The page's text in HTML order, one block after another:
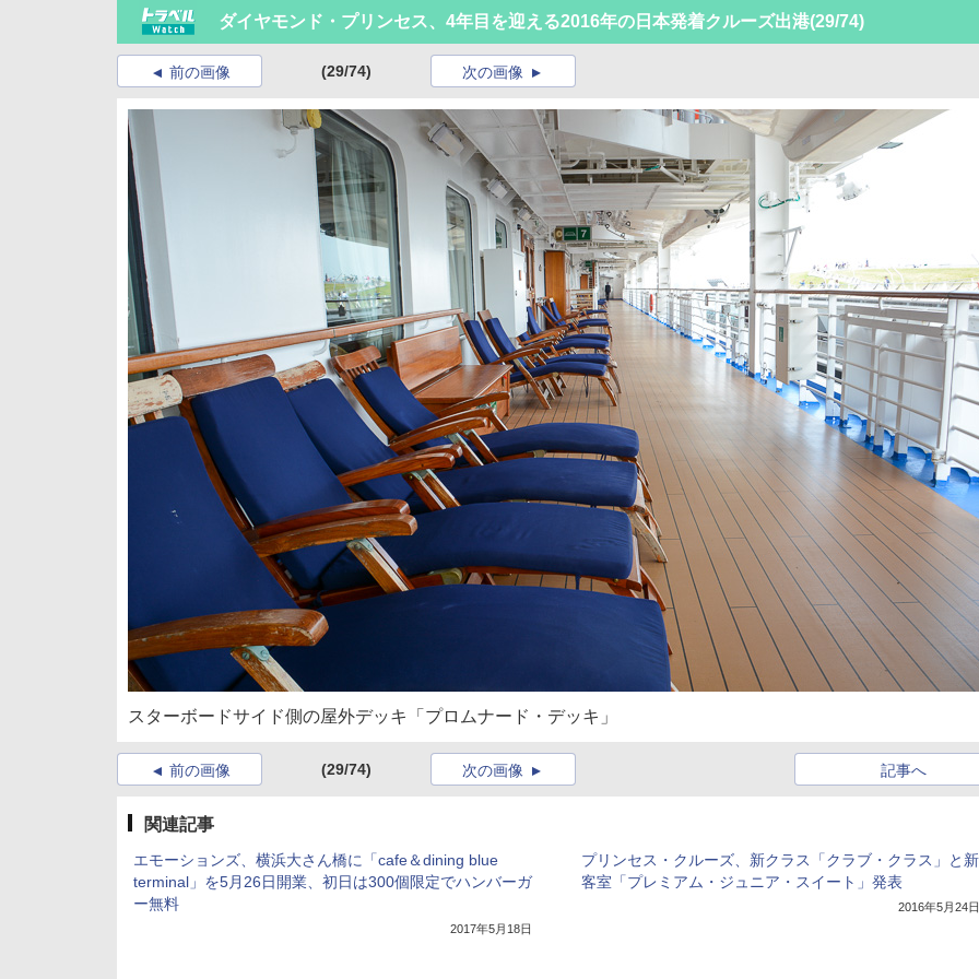
ダイヤモンド・プリンセス、4年目を迎える2016年の日本発着クルーズ出港(29/74)
前の画像 (29/74) 次の画像
スターボードサイド側の屋外デッキ「プロムナード・デッキ」
前の画像 (29/74) 記事へ
次の画像
関連記事
エモーションズ、横浜大さん橋に「cafe＆dining blue
terminal」を5月26日開業、初日は300個限定でハンバーガ
ー無料
2017年5月18日
プリンセス・クルーズ、新クラス「クラブ・クラス」と新
客室「プレミアム・ジュニア・スイート」発表
2016年5月24日